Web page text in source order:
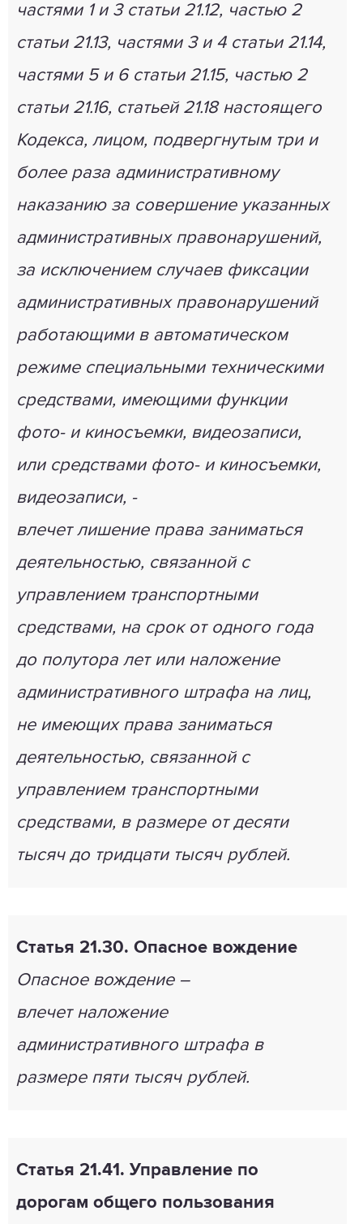
частями 1 и 3 статьи 21.12, частью 2
статьи 21.13, частями 3 и 4 статьи 21.14,
частями 5 и 6 статьи 21.15, частью 2
статьи 21.16, статьей 21.18 настоящего
Кодекса, лицом, подвергнутым три и
более раза административному
наказанию за совершение указанных
административных правонарушений,
за исключением случаев фиксации
административных правонарушений
работающими в автоматическом
режиме специальными техническими
средствами, имеющими функции
фото- и киносъемки, видеозаписи,
или средствами фото- и киносъемки,
видеозаписи, -
влечет лишение права заниматься
деятельностью, связанной с
управлением транспортными
средствами, на срок от одного года
до полутора лет или наложение
административного штрафа на лиц,
не имеющих права заниматься
деятельностью, связанной с
управлением транспортными
средствами, в размере от десяти
тысяч до тридцати тысяч рублей.
Статья 21.30. Опасное вождение
Опасное вождение –
влечет наложение
административного штрафа в
размере пяти тысяч рублей.
Статья 21.41. Управление по
дорогам общего пользования